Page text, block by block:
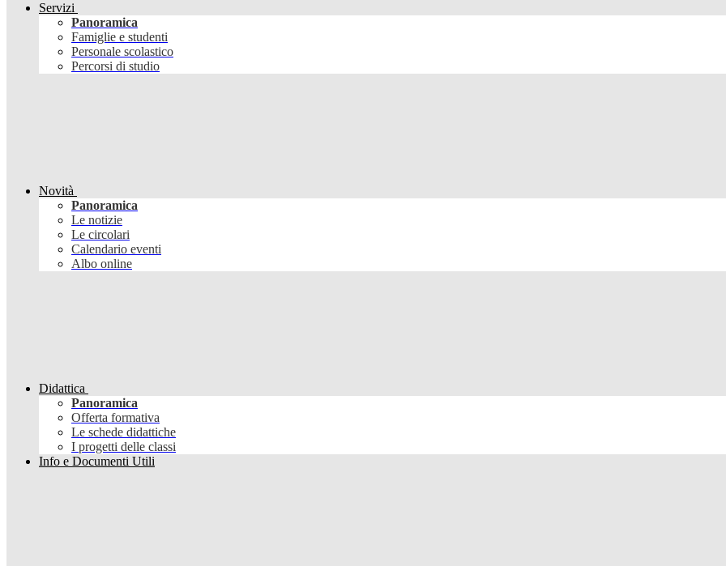
Servizi
Panoramica
Famiglie e studenti
Personale scolastico
Percorsi di studio
Novità
Panoramica
Le notizie
Le circolari
Calendario eventi
Albo online
Didattica
Panoramica
Offerta formativa
Le schede didattiche
I progetti delle classi
Info e Documenti Utili